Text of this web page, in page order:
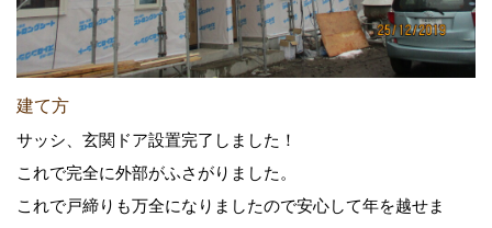
建て方
サッシ、玄関ドア設置完了しました！
これで完全に外部がふさがりました。
これで戸締りも万全になりましたので安心して年を越せま